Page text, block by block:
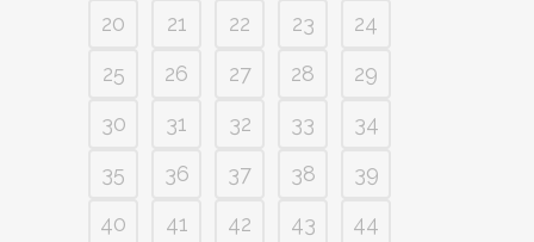
20
21 22 23
24
25
26 27 28
29
30
31 32 33
34
35
36 37 38
39
40
41 42 43
44